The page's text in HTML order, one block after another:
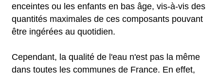
enceintes ou les enfants en bas âge, vis-à-vis des
quantités maximales de ces composants pouvant
être ingérées au quotidien.
Cependant, la qualité de l'eau n'est pas la même
dans toutes les communes de France. En effet,